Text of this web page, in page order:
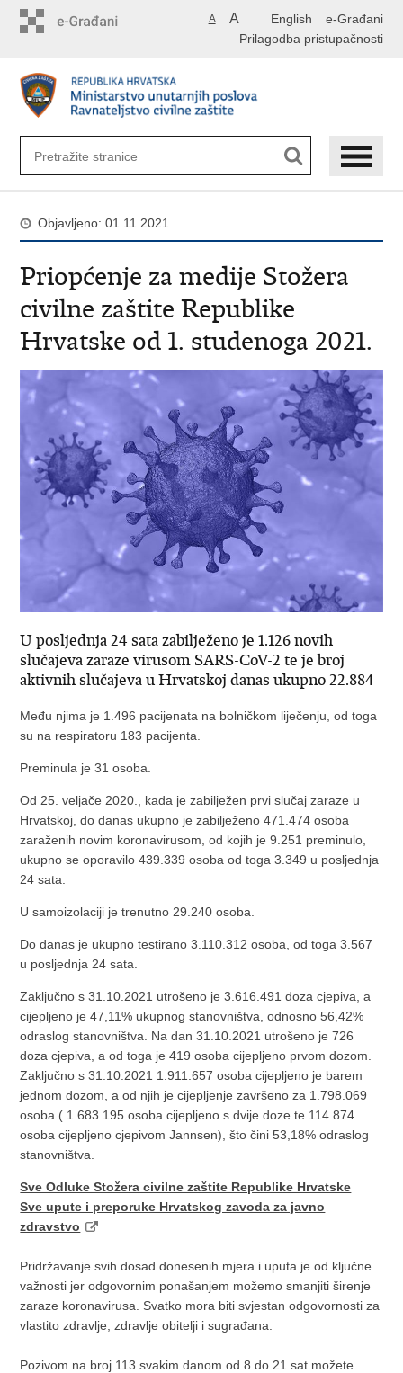
English e-Građani
A A
Prilagodba pristupačnosti
Objavljeno: 01.11.2021.
Priopćenje za medije Stožera
civilne zaštite Republike
Hrvatske od 1. studenoga 2021.
U posljednja 24 sata zabilježeno je 1.126 novih
slučajeva zaraze virusom SARS-CoV-2 te je broj
aktivnih slučajeva u Hrvatskoj danas ukupno 22.884
Među njima je 1.496 pacijenata na bolničkom liječenju, od toga
su na respiratoru 183 pacijenta.
Preminula je 31 osoba.
Od 25. veljače 2020., kada je zabilježen prvi slučaj zaraze u
Hrvatskoj, do danas ukupno je zabilježeno 471.474 osoba
zaraženih novim koronavirusom, od kojih je 9.251 preminulo,
ukupno se oporavilo 439.339 osoba od toga 3.349 u posljednja
24 sata.
U samoizolaciji je trenutno 29.240 osoba.
Do danas je ukupno testirano 3.110.312 osoba, od toga 3.567
u posljednja 24 sata.
Zaključno s 31.10.2021 utrošeno je 3.616.491 doza cjepiva, a
cijepljeno je 47,11% ukupnog stanovništva, odnosno 56,42%
odraslog stanovništva. Na dan 31.10.2021 utrošeno je 726
doza cjepiva, a od toga je 419 osoba cijepljeno prvom dozom.
Zaključno s 31.10.2021 1.911.657 osoba cijepljeno je barem
jednom dozom, a od njih je cijepljenje završeno za 1.798.069
osoba ( 1.683.195 osoba cijepljeno s dvije doze te 114.874
osoba cijepljeno cjepivom Jannsen), što čini 53,18% odraslog
stanovništva.
Sve Odluke Stožera civilne zaštite Republike Hrvatske
Sve upute i preporuke Hrvatskog zavoda za javno
zdravstvo
Pridržavanje svih dosad donesenih mjera i uputa je od ključne
važnosti jer odgovornim ponašanjem možemo smanjiti širenje
zaraze koronavirusa. Svatko mora biti svjestan odgovornosti za
vlastito zdravlje, zdravlje obitelji i sugrađana.
Pozivom na broj 113 svakim danom od 8 do 21 sat možete